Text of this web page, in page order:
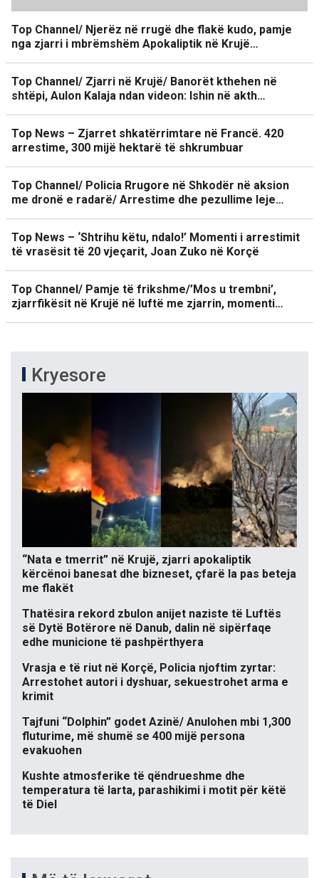
Top Channel/ Njerëz në rrugë dhe flakë kudo, pamje
nga zjarri i mbrëmshëm Apokaliptik në Krujë…
Top Channel/ Zjarri në Krujë/ Banorët kthehen në
shtëpi, Aulon Kalaja ndan videon: Ishin në akth…
Top News – Zjarret shkatërrimtare në Francë. 420
arrestime, 300 mijë hektarë të shkrumbuar
Top Channel/ Policia Rrugore në Shkodër në aksion
me dronë e radarë/ Arrestime dhe pezullime leje…
Top News – ‘Shtrihu këtu, ndalo!’ Momenti i arrestimit
të vrasësit të 20 vjeçarit, Joan Zuko në Korçë
Top Channel/ Pamje të frikshme/’Mos u trembni’,
zjarrfikësit në Krujë në luftë me zjarrin, momenti…
Kryesore
“Nata e tmerrit” në Krujë, zjarri apokaliptik
kërcënoi banesat dhe bizneset, çfarë la pas beteja
me flakët
Thatësira rekord zbulon anijet naziste të Luftës
së Dytë Botërore në Danub, dalin në sipërfaqe
edhe municione të pashpërthyera
Vrasja e të riut në Korçë, Policia njoftim zyrtar:
Arrestohet autori i dyshuar, sekuestrohet arma e
krimit
Tajfuni “Dolphin” godet Azinë/ Anulohen mbi 1,300
fluturime, më shumë se 400 mijë persona
evakuohen
Kushte atmosferike të qëndrueshme dhe
temperatura të larta, parashikimi i motit për këtë
të Diel